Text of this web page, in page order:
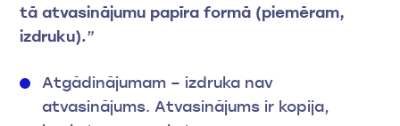
tā atvasinājumu papīra formā (piemēram,
izdruku).”
Atgādinājumam – izdruka nav
atvasinājums. Atvasinājums ir kopija,